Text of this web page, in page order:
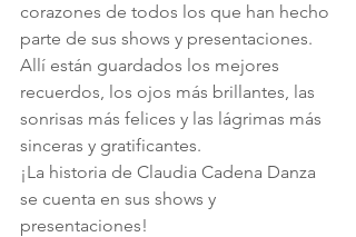
corazones de todos los que han hecho
parte de sus shows y presentaciones.
Allí están guardados los mejores
recuerdos, los ojos más brillantes, las
sonrisas más felices y las lágrimas más
sinceras y gratificantes.
¡La historia de Claudia Cadena Danza
se cuenta en sus shows y
presentaciones!